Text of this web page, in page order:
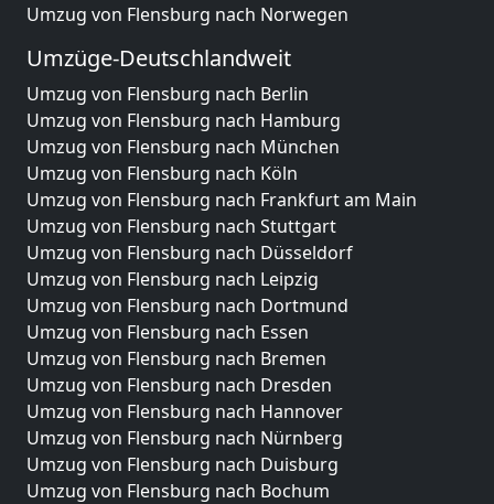
Umzug von Flensburg nach Norwegen
Umzüge-Deutschlandweit
Umzug von Flensburg nach Berlin
Umzug von Flensburg nach Hamburg
Umzug von Flensburg nach München
Umzug von Flensburg nach Köln
Umzug von Flensburg nach Frankfurt am Main
Umzug von Flensburg nach Stuttgart
Umzug von Flensburg nach Düsseldorf
Umzug von Flensburg nach Leipzig
Umzug von Flensburg nach Dortmund
Umzug von Flensburg nach Essen
Umzug von Flensburg nach Bremen
Umzug von Flensburg nach Dresden
Umzug von Flensburg nach Hannover
Umzug von Flensburg nach Nürnberg
Umzug von Flensburg nach Duisburg
Umzug von Flensburg nach Bochum